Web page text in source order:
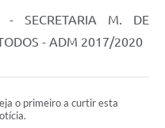
- SECRETARIA M. DE
- ADM 2017/2020
o primeiro a curtir esta